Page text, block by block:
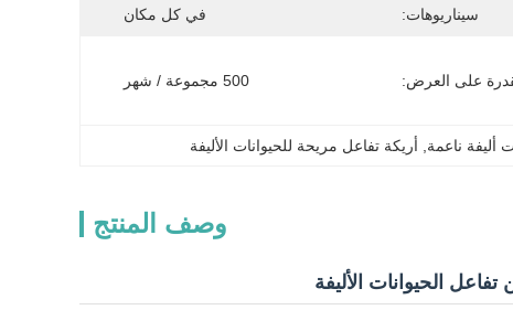
سيناريوهات: في كل مكان
على العرض: 500 مجموعة / شهر
أليفة ناعمة أريكة تفاعل مريحة للحيوانات الأليفة
وصف المنتج
الحيوانات الأليفة